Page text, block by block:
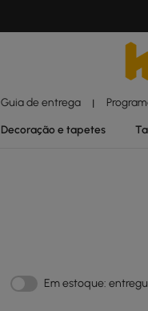
Guia de entrega |
Decoração e tapetes
Em estoque: